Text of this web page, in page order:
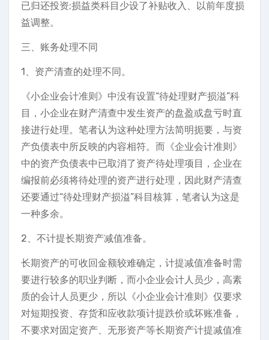
已归还投资;损益类科目少设了补贴收入、以前年度损
益调整。
三、账务处理不同
1、资产清查的处理不同。
《小企业会计准则》中没有设置“待处理财产损溢”科
目，小企业在财产清查中发生资产的盘盈或盘亏时直
接进行处理。笔者认为这种处理方法简明扼要，与资
产负债表中所反映的内容相符。而《企业会计准则》
中的资产负债表中已取消了资产待处理项目，企业在
编报前必须将待处理的资产进行处理，因此财产清查
还要通过“待处理财产损溢”科目核算，笔者认为这是
一种多余。
2、不计提长期资产减值准备。
长期资产的可收回金额较难确定，计提减值准备时需
要进行较多的职业判断，而小企业会计人员少，高素
质的会计人员更少，所以《小企业会计准则》仅要求
对短期投资、存货和应收款项计提跌价或坏账准备，
不要求对固定资产、无形资产等长期资产计提减值准